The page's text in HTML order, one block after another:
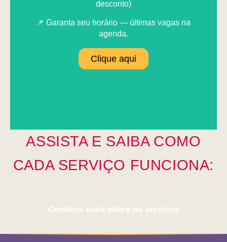
desconto)
📌 Garanta seu horário — últimas vagas na
agenda.
Clique aqui
ASSISTA E SAIBA COMO
CADA SERVIÇO FUNCIONA:
Conheça mais sobre os serviços